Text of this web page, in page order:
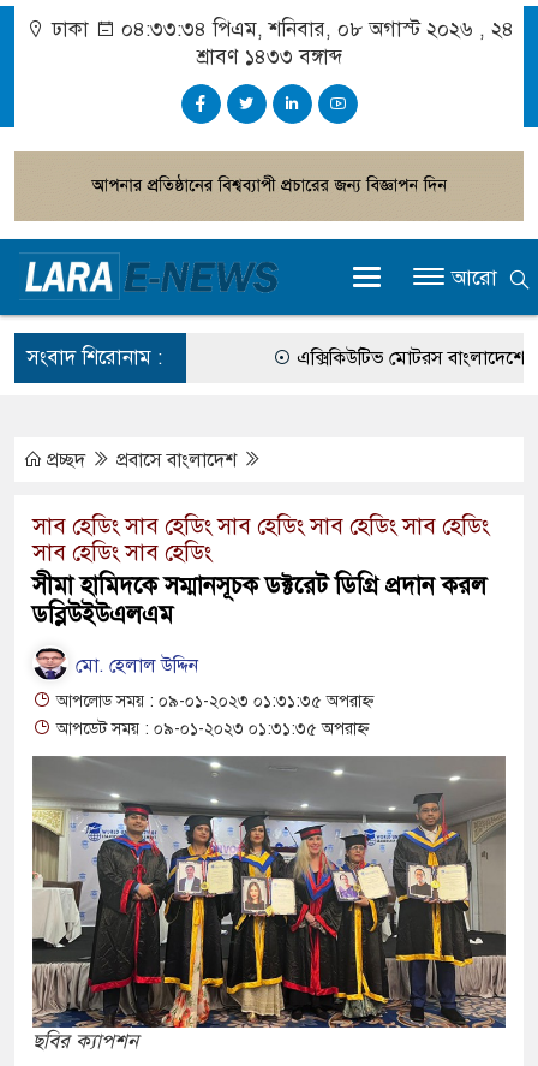
ঢাকা ০৪:৩৩:৩৪ পিএম, শনিবার, ০৮ অগাস্ট ২০২৬ , ২৪
শ্রাবণ ১৪৩৩ বঙ্গাব্দ
আরো
সংবাদ শিরোনাম : এক্সিকিউটিভ মোটরস বাংলাদেশে
বাংলাদেশের তৈরি পোশাকের বড়
প্রচ্ছদ প্রবাসে বাংলাদেশ
সাব হেডিং সাব হেডিং সাব হেডিং সাব হেডিং সাব হেডিং
সাব হেডিং সাব হেডিং
সীমা হামিদকে সম্মানসূচক ডক্টরেট ডিগ্রি প্রদান করল
ডব্লিউইউএলএম
মো. হেলাল উদ্দিন
আপলোড সময় : ০৯-০১-২০২৩ ০১:৩১:৩৫ অপরাহ্ন
আপডেট সময় : ০৯-০১-২০২৩ ০১:৩১:৩৫ অপরাহ্ন
ছবির ক্যাপশন